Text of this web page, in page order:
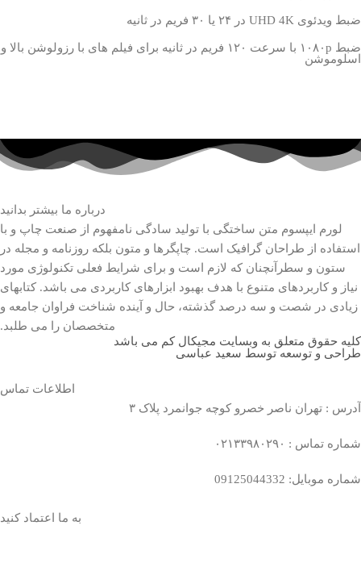
ضبط ویدئوی UHD 4K در ۲۴ یا ۳۰ فریم در ثانیه
ضبط ۱۰۸۰p با سرعت ۱۲۰ فریم در ثانیه برای فیلم های با رزولوشن بالا و
اسلوموشن
درباره ما بیشتر بدانید
لورم ایپسوم متن ساختگی با تولید سادگی نامفهوم از صنعت چاپ و با
استفاده از طراحان گرافیک است. چاپگرها و متون بلکه روزنامه و مجله در
ستون و سطرآنچنان که لازم است و برای شرایط فعلی تکنولوژی مورد
نیاز و کاربردهای متنوع با هدف بهبود ابزارهای کاربردی می باشد. کتابهای
زیادی در شصت و سه درصد گذشته، حال و آینده شناخت فراوان جامعه و
متخصصان را می طلبد.
کلیه حقوق متعلق به وبسایت مجیکال کم می باشد
طراحی و توسعه توسط سعید عباسی
اطلاعات تماس
آدرس : تهران ناصر خصرو کوچه جوانمرد پلاک ۳
شماره تماس : ۰۲۱۳۳۹۸۰۲۹۰
شماره موبایل: 09125044332
به ما اعتماد کنید